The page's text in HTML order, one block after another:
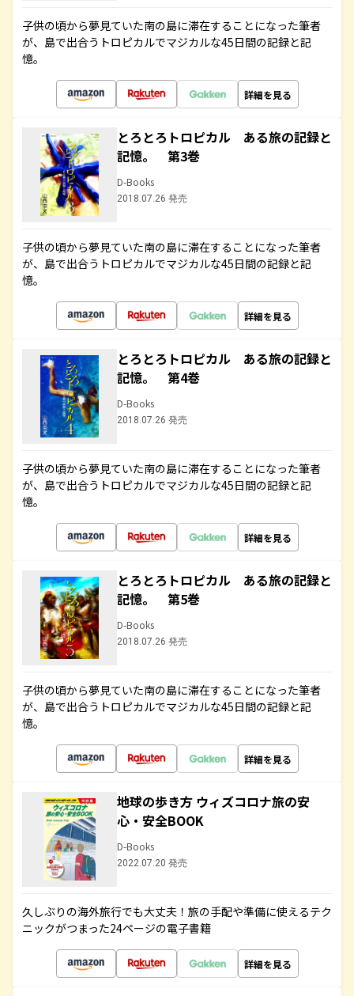
子供の頃から夢見ていた南の島に滞在することになった筆者
が、島で出合うトロピカルでマジカルな45日間の記録と記
憶。
詳細を見る
とろとろトロピカル ある旅の記録と
記憶。 第3巻
D-Books
2018.07.26 発売
子供の頃から夢見ていた南の島に滞在することになった筆者
が、島で出合うトロピカルでマジカルな45日間の記録と記
憶。
詳細を見る
とろとろトロピカル ある旅の記録と
記憶。 第4巻
D-Books
2018.07.26 発売
子供の頃から夢見ていた南の島に滞在することになった筆者
が、島で出合うトロピカルでマジカルな45日間の記録と記
憶。
詳細を見る
とろとろトロピカル ある旅の記録と
記憶。 第5巻
D-Books
2018.07.26 発売
子供の頃から夢見ていた南の島に滞在することになった筆者
が、島で出合うトロピカルでマジカルな45日間の記録と記
憶。
詳細を見る
地球の歩き方 ウィズコロナ旅の安
心・安全BOOK
D-Books
2022.07.20 発売
久しぶりの海外旅行でも大丈夫！旅の手配や準備に使えるテク
ニックがつまった24ページの電子書籍
詳細を見る